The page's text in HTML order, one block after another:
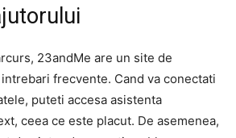
23andMe are un site de
frecvente. Cand va conectati
puteti accesa asistenta
ceea ce este placut. De asemenea,